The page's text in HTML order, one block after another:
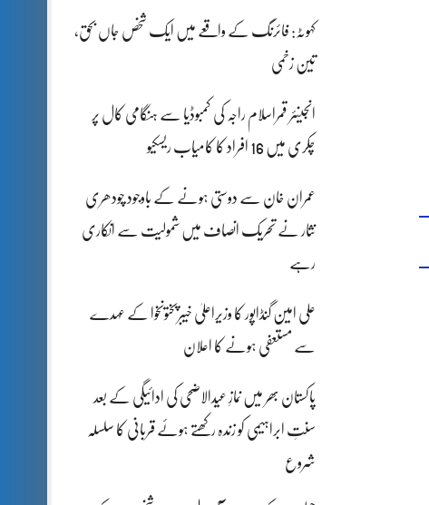
کہوٹہ: فائرنگ کے واقعے میں ایک شخص جاں بحق،
تین زخمی
انجینئر قمراسلام راجہ کی کمبوڈیا سے ہنگامی کال پر
چکری میں 16 افراد کا کامیاب ریسکیو
عمران خان سے دوستی ہونے کے باوجود چودھری
نثار نے تحریک انصاف میں شمولیت سے انکاری
رہے
علی امین گنڈاپور کا وزیراعلیٰ خیبرپختونخوا کے عہدے
سے مستعفی ہونے کا اعلان
پاکستان بھر میں نمازِ عیدالاضحی کی ادائیگی کے بعد
سنتِ ابراہیمی کو زندہ رکھتے ہوئے قربانی کا سلسلہ
شروع